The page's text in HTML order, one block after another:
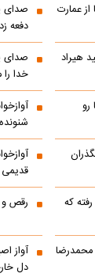
عمارت
صدای
دفعه
هیراد
صدای
خدا را
رو
که
رقص و
محمدرضا
آواز
دل